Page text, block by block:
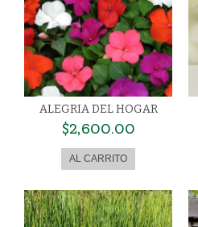
ALEGRIA DEL HOGAR
$2,600.00